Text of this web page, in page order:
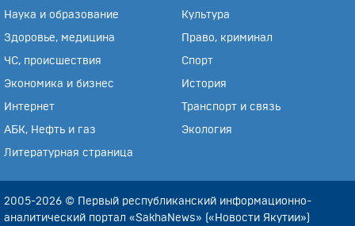
Наука и образование Культура
Здоровье, медицина Право, криминал
ЧС, происшествия Спорт
Экономика и бизнес История
Интернет Транспорт и связь
АБК, Нефть и газ Экология
Литературная страница
2005-2026 © Первый республиканский информационно-
аналитический портал «SakhaNews» («Новости Якутии»)